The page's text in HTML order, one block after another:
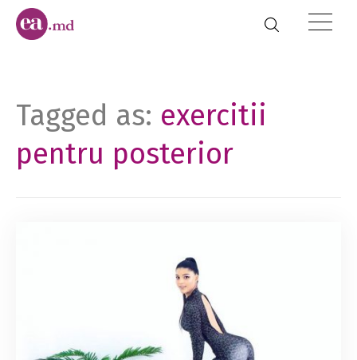
Tagged as: exercitii
pentru posterior